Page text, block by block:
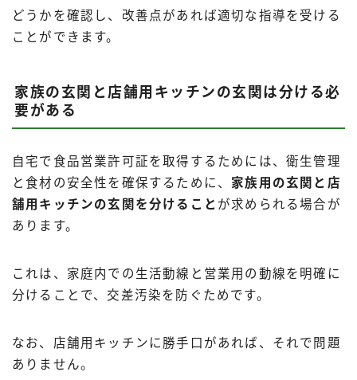
どうかを確認し、改善点があれば適切な指導を受ける
ことができます。
家族の玄関と店舗用キッチンの玄関は分ける必
要がある
自宅で食品営業許可証を取得するためには、衛生管理
と食材の安全性を確保するために、 家族用の玄関と店
舗用キッチンの玄関を分けること が求められる場合が
あります。
これは、家庭内での生活動線と営業用の動線を明確に
分けることで、交差汚染を防ぐためです。
なお、店舗用キッチンに勝手口があれば、それで問題
ありません。